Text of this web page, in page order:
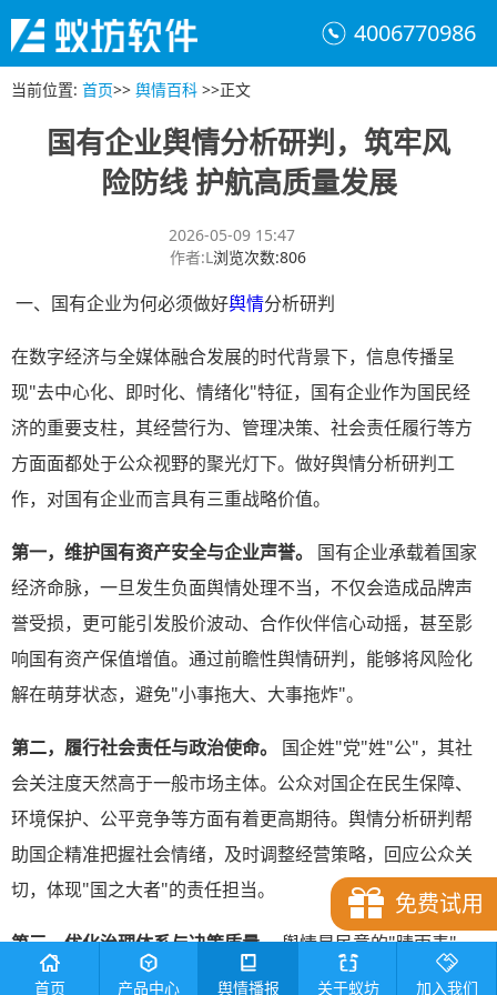
4006770986
当前位置: 首页>> 舆情百科 >>正文
国有企业舆情分析研判，筑牢风
险防线 护航高质量发展
2026-05-09 15:47
作者:L浏览次数:806
一、国有企业为何必须做好舆情分析研判
在数字经济与全媒体融合发展的时代背景下，信息传播呈
现"去中心化、即时化、情绪化"特征，国有企业作为国民经
济的重要支柱，其经营行为、管理决策、社会责任履行等方
方面面都处于公众视野的聚光灯下。做好舆情分析研判工
作，对国有企业而言具有三重战略价值。
第一，维护国有资产安全与企业声誉。 国有企业承载着国家
经济命脉，一旦发生负面舆情处理不当，不仅会造成品牌声
誉受损，更可能引发股价波动、合作伙伴信心动摇，甚至影
响国有资产保值增值。通过前瞻性舆情研判，能够将风险化
解在萌芽状态，避免"小事拖大、大事拖炸"。
第二，履行社会责任与政治使命。
国企姓"党"姓"公"，其社
会关注度天然高于一般市场主体。公众对国企在民生保障、
环境保护、公平竞争等方面有着更高期待。舆情分析研判帮
助国企精准把握社会情绪，及时调整经营策略，回应公众关
切，体现"国之大者"的责任担当。
第三，优化治理体系与决策质量。舆情是民意的"晴雨表"、
市场的"风向标"。系统化的舆情分析能够为管理层提供来自
免费试用
首页 产品中心 舆情播报 关于蚁坊 加入我们